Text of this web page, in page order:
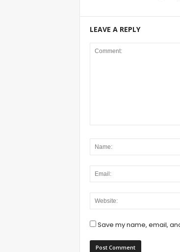
LEAVE A REPLY
Save my name, email,